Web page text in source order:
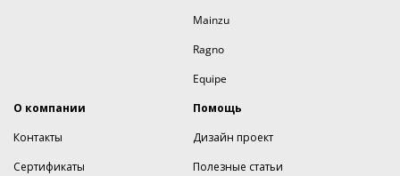
Mainzu
Ragno
Equipe
О компании
Контакты
Сертификаты
Помощь
Дизайн проект
Полезные статьи